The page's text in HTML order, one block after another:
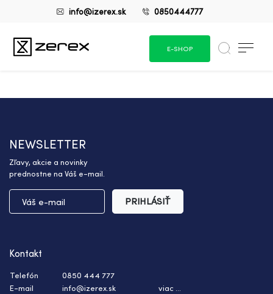
info@izerex.sk 0850444777
E-SHOP
NEWSLETTER
Zľavy, akcie a novinky
prednostne na Váš e-mail.
PRIHLÁSIŤ
Kontakt
Telefón
0850 444 777
E-mail
info@izerex.sk viac ...